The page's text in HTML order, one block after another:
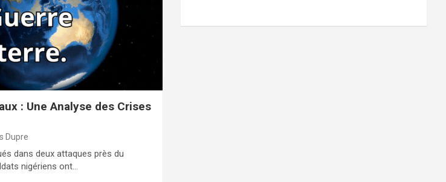
: Une Analyse des Crises
Dupre
dans deux attaques près du
nigériens ont…